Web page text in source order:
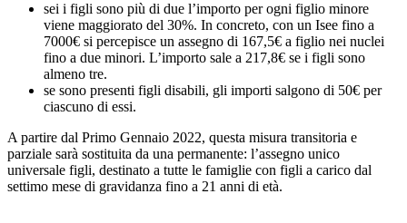
sei i figli sono più di due l’importo per ogni figlio minore
viene maggiorato del 30%. In concreto, con un Isee fino a
7000€ si percepisce un assegno di 167,5€ a figlio nei nuclei
fino a due minori. L’importo sale a 217,8€ se i figli sono
almeno tre.
se sono presenti figli disabili, gli importi salgono di 50€ per
ciascuno di essi.
A partire dal Primo Gennaio 2022, questa misura transitoria e
parziale sarà sostituita da una permanente: l’assegno unico
universale figli, destinato a tutte le famiglie con figli a carico dal
settimo mese di gravidanza fino a 21 anni di età.